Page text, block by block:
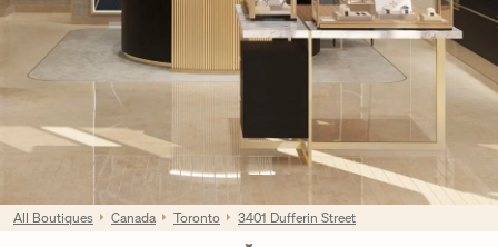
All Boutiques Canada Toronto 3401 Dufferin Street